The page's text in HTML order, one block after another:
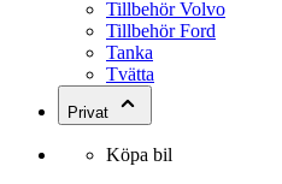
Tillbehör Volvo
Tillbehör Ford
Tanka
Tvätta
Privat
Köpa bil